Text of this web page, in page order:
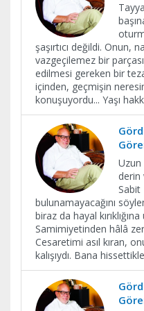
şaşırtıcı değildi. Onun,
vazgeçilemez bir
edilmesi gereken bir
içinden, geçmişin
konuşuyordu... Yaşı
Uzun
derin
Sabit
bulunamayacağını
biraz da hayal
Samimiyetinden hâlâ
Cesaretimi asıl kıran,
kalışıydı. Bana